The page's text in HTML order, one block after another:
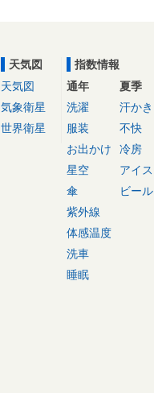
天気図
天気図
気象衛星
世界衛星
指数情報
通年
洗濯
服装
お出かけ
星空
傘
紫外線
体感温度
洗車
睡眠
夏季
汗かき
不快
冷房
アイス
ビール